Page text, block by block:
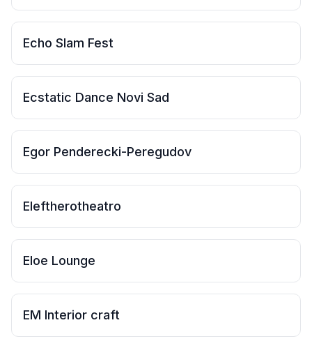
Echo Slam Fest
Ecstatic Dance Novi Sad
Egor Penderecki-Peregudov
Eleftherotheatro
Eloe Lounge
EM Interior craft